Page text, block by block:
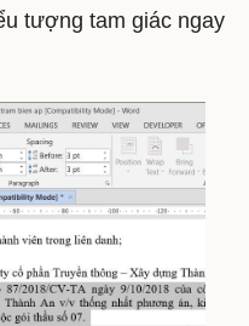
tượng tam giác ngay